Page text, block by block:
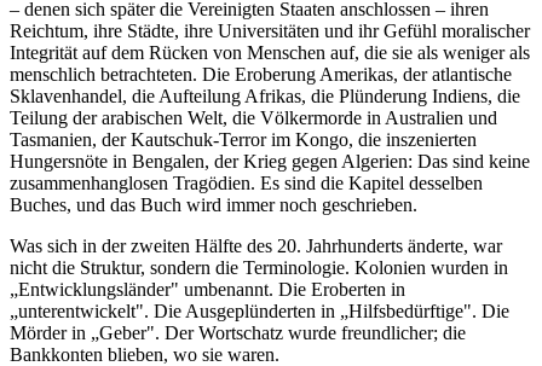
– denen sich später die Vereinigten Staaten anschlossen – ihren
Reichtum, ihre Städte, ihre Universitäten und ihr Gefühl moralischer
Integrität auf dem Rücken von Menschen auf, die sie als weniger als
menschlich betrachteten. Die Eroberung Amerikas, der atlantische
Sklavenhandel, die Aufteilung Afrikas, die Plünderung Indiens, die
Teilung der arabischen Welt, die Völkermorde in Australien und
Tasmanien, der Kautschuk-Terror im Kongo, die inszenierten
Hungersnöte in Bengalen, der Krieg gegen Algerien: Das sind keine
zusammenhanglosen Tragödien. Es sind die Kapitel desselben
Buches, und das Buch wird immer noch geschrieben.
Was sich in der zweiten Hälfte des 20. Jahrhunderts änderte, war
nicht die Struktur, sondern die Terminologie. Kolonien wurden in
„Entwicklungsländer" umbenannt. Die Eroberten in
„unterentwickelt". Die Ausgeplünderten in „Hilfsbedürftige". Die
Mörder in „Geber". Der Wortschatz wurde freundlicher; die
Bankkonten blieben, wo sie waren.